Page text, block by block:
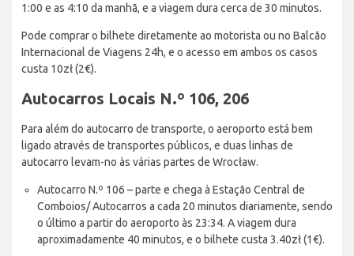
1:00 e as 4:10 da manhã, e a viagem dura cerca de 30 minutos.
Pode comprar o bilhete diretamente ao motorista ou no Balcão
Internacional de Viagens 24h, e o acesso em ambos os casos
custa 10zł (2€).
Autocarros Locais N.º 106, 206
Para além do autocarro de transporte, o aeroporto está bem
ligado através de transportes públicos, e duas linhas de
autocarro levam-no às várias partes de Wrocław.
Autocarro N.º 106 – parte e chega à Estação Central de
Comboios/ Autocarros a cada 20 minutos diariamente, sendo
o último a partir do aeroporto às 23:34. A viagem dura
aproximadamente 40 minutos, e o bilhete custa 3.40zł (1€).